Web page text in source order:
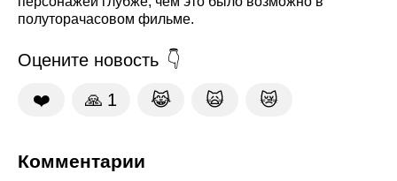
полуторачасовом фильме.
Оцените новость
❤️ 🙏 1 😹 🙀 😿
Комментарии